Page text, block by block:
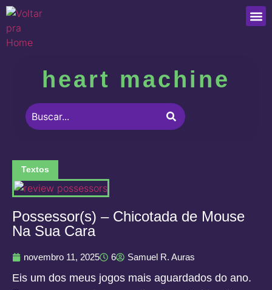
heart machine
Textos
Possessor(s) – Chicotada de Mouse
Na Sua Cara
novembro 11, 2025 6 Samuel R. Auras
Eis um dos meus jogos mais aguardados do ano.